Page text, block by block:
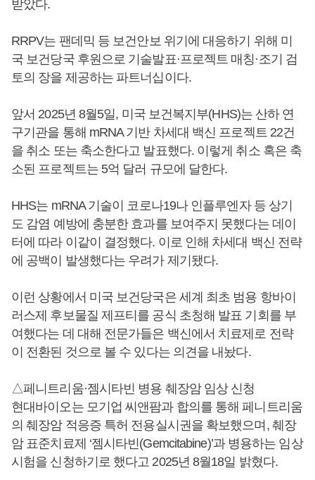
받았다.
RRPV는 팬데믹 등 보건안보 위기에 대응하기 위해 미
국 보건당국 후원으로 기술발표·프로젝트 매칭·조기 검
토의 장을 제공하는 파트너십이다.
앞서 2025년 8월5일, 미국 보건복지부(HHS)는 산하 연
구기관을 통해 mRNA 기반 차세대 백신 프로젝트 22건
을 취소 또는 축소한다고 발표했다. 이렇게 취소 혹은 축
소된 프로젝트는 5억 달러 규모에 달한다.
HHS는 mRNA 기술이 코로나19나 인플루엔자 등 상기
도 감염 예방에 충분한 효과를 보여주지 못했다는 데이
터에 따라 이같이 결정했다. 이로 인해 차세대 백신 전략
에 공백이 발생했다는 우려가 제기됐다.
이런 상황에서 미국 보건당국은 세계 최초 범용 항바이
러스제 후보물질 제프티를 공식 초청해 발표 기회를 부
여했다는 데 대해 전문가들은 백신에서 치료제로 전략
이 전환된 것으로 볼 수 있다는 의견을 내놨다.
△페니트리움·젬시타빈 병용 췌장암 임상 신청
현대바이오는 모기업 씨앤팜과 합의를 통해 페니트리움
의 췌장암 적응증 특허 전용실시권을 확보했으며, 췌장
암 표준치료제 ‘젬시타빈(Gemcitabine)’과 병용하는 임상
시험을 신청하기로 했다고 2025년 8월18일 밝혔다.